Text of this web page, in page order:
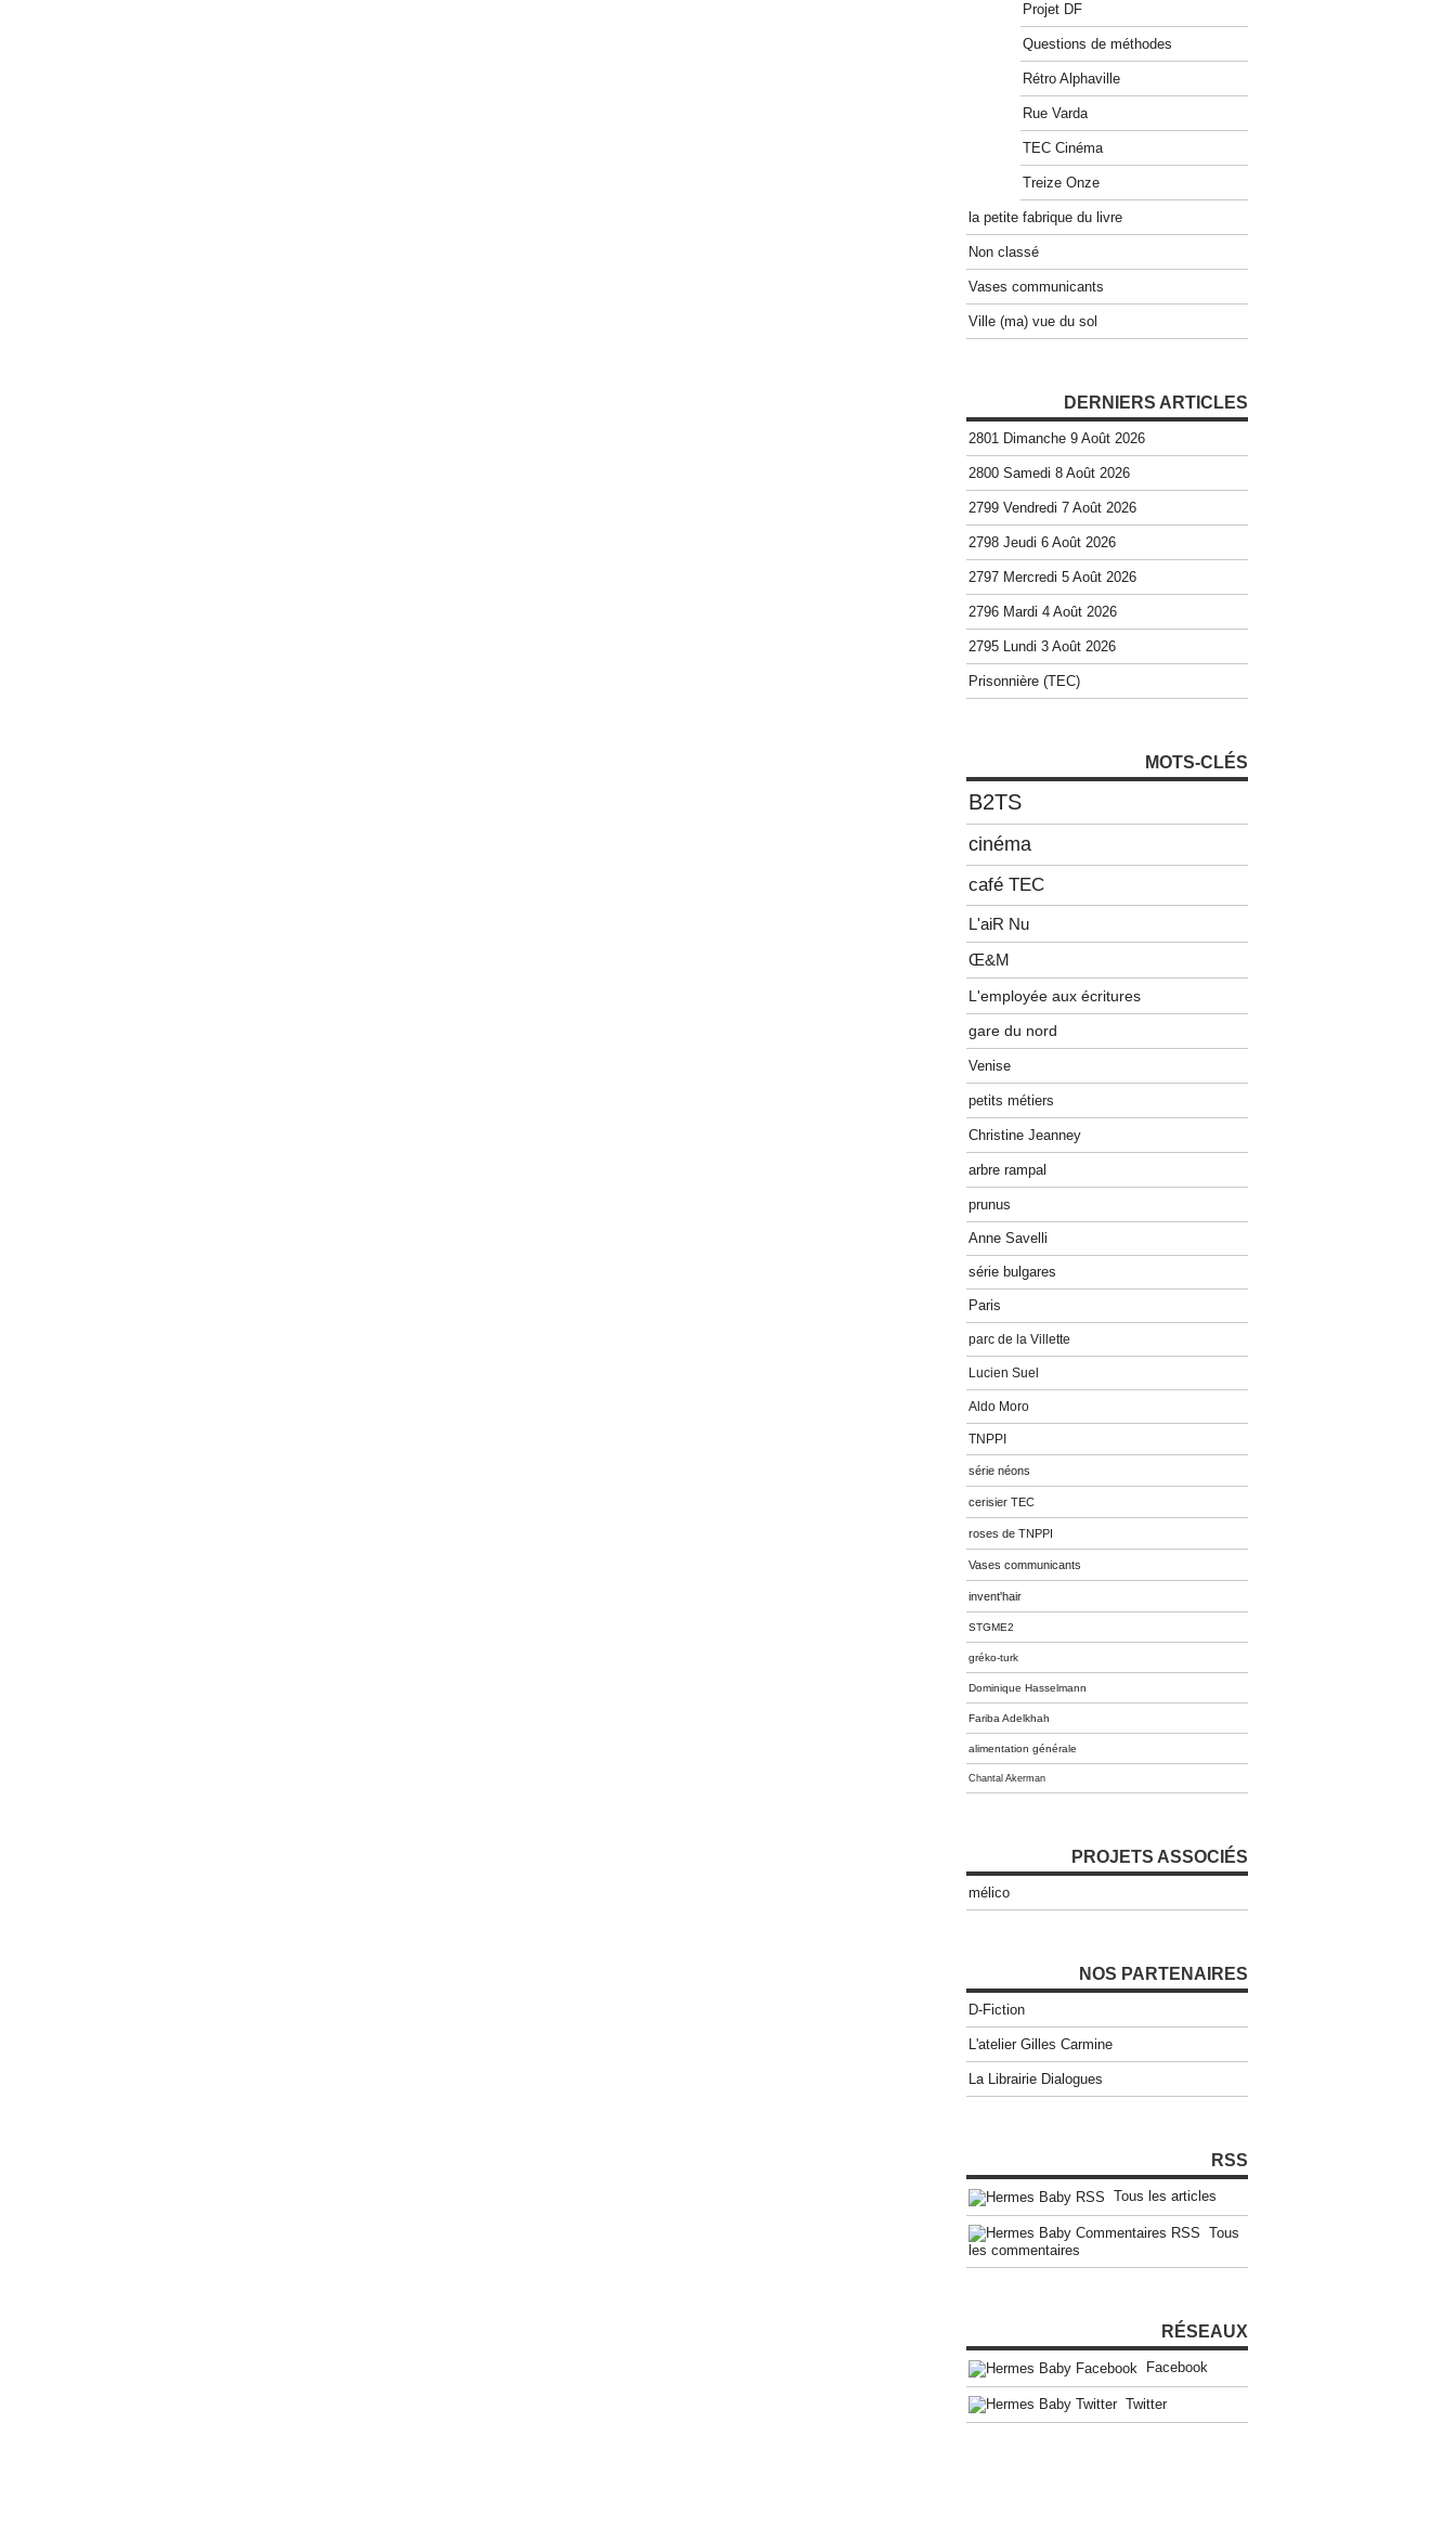
Projet DF
Questions de méthodes
Rétro Alphaville
Rue Varda
TEC Cinéma
Treize Onze
la petite fabrique du livre
Non classé
Vases communicants
Ville (ma) vue du sol
DERNIERS ARTICLES
2801 Dimanche 9 Août 2026
2800 Samedi 8 Août 2026
2799 Vendredi 7 Août 2026
2798 Jeudi 6 Août 2026
2797 Mercredi 5 Août 2026
2796 Mardi 4 Août 2026
2795 Lundi 3 Août 2026
Prisonnière (TEC)
MOTS-CLÉS
B2TS
cinéma
café TEC
L'aiR Nu
Œ&M
L'employée aux écritures
gare du nord
Venise
petits métiers
Christine Jeanney
arbre rampal
prunus
Anne Savelli
série bulgares
Paris
parc de la Villette
Lucien Suel
Aldo Moro
TNPPI
série néons
cerisier TEC
roses de TNPPI
Vases communicants
invent'hair
STGME2
gréko-turk
Dominique Hasselmann
Fariba Adelkhah
alimentation générale
Chantal Akerman
PROJETS ASSOCIÉS
mélico
NOS PARTENAIRES
D-Fiction
L'atelier Gilles Carmine
La Librairie Dialogues
RSS
Tous les articles
Tous
les commentaires
RÉSEAUX
Facebook
Twitter